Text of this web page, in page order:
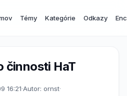
Témy Kategórie Odkazy
činnosti HaT
16:21·Autor: ornst·